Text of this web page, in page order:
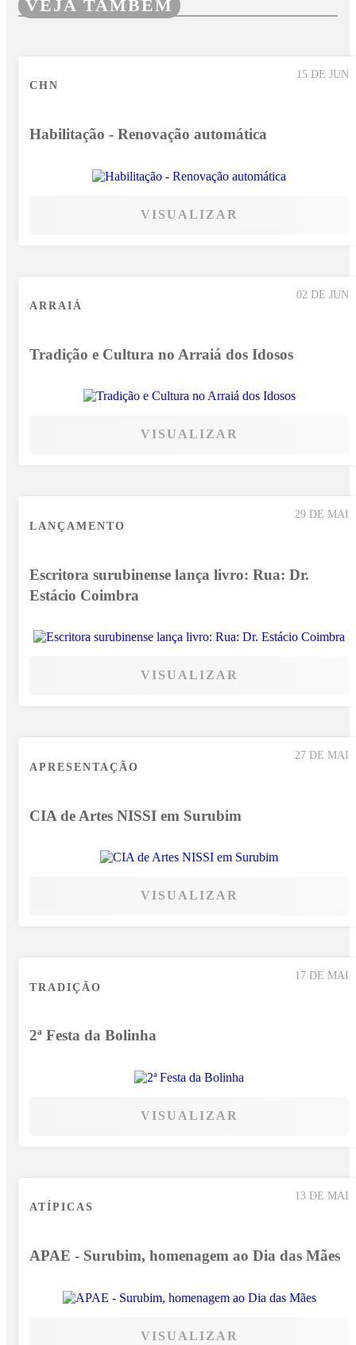
VEJA TAMBÉM
15 DE JUN
CHN
Habilitação - Renovação automática
VISUALIZAR
02 DE JUN
ARRAIÁ
Tradição e Cultura no Arraiá dos Idosos
VISUALIZAR
29 DE MAI
LANÇAMENTO
Escritora surubinense lança livro: Rua: Dr.
Estácio Coimbra
VISUALIZAR
27 DE MAI
APRESENTAÇÃO
CIA de Artes NISSI em Surubim
VISUALIZAR
17 DE MAI
TRADIÇÃO
2ª Festa da Bolinha
VISUALIZAR
13 DE MAI
ATÍPICAS
APAE - Surubim, homenagem ao Dia das Mães
VISUALIZAR